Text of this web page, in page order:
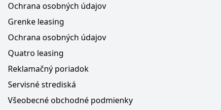
Ochrana osobných údajov
Grenke leasing
Ochrana osobných údajov
Quatro leasing
Reklamačný poriadok
Servisné strediská
Všeobecné obchodné podmienky